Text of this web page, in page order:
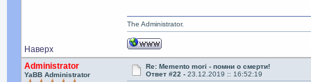
Наверх
The Administrator.
Administrator
YaBB Administrator
Re: Memento mori - помни о смерти!
Ответ #22 -23.12.2019 :: 16:52:19